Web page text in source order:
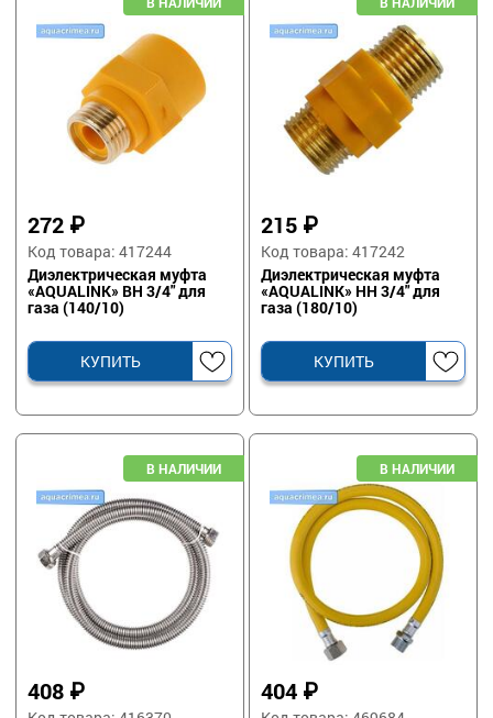
272 ₽
Код товара: 417244
Диэлектрическая муфта
«AQUALINK» ВН 3/4" для
газа (140/10)
КУПИТЬ
215 ₽
Код товара: 417242
Диэлектрическая муфта
«AQUALINK» НН 3/4" для
газа (180/10)
КУПИТЬ
408 ₽ 404 ₽